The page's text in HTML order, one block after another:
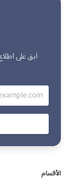
ابق على
الأفسام